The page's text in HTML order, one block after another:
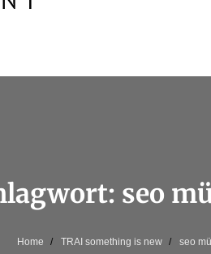
seo
Home TRAI something is new seo